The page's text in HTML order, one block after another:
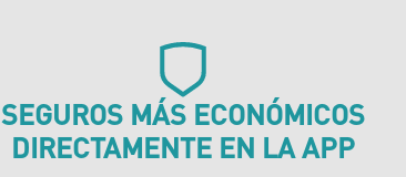
SEGUROS MÁS ECONÓMICOS
DIRECTAMENTE EN LA APP